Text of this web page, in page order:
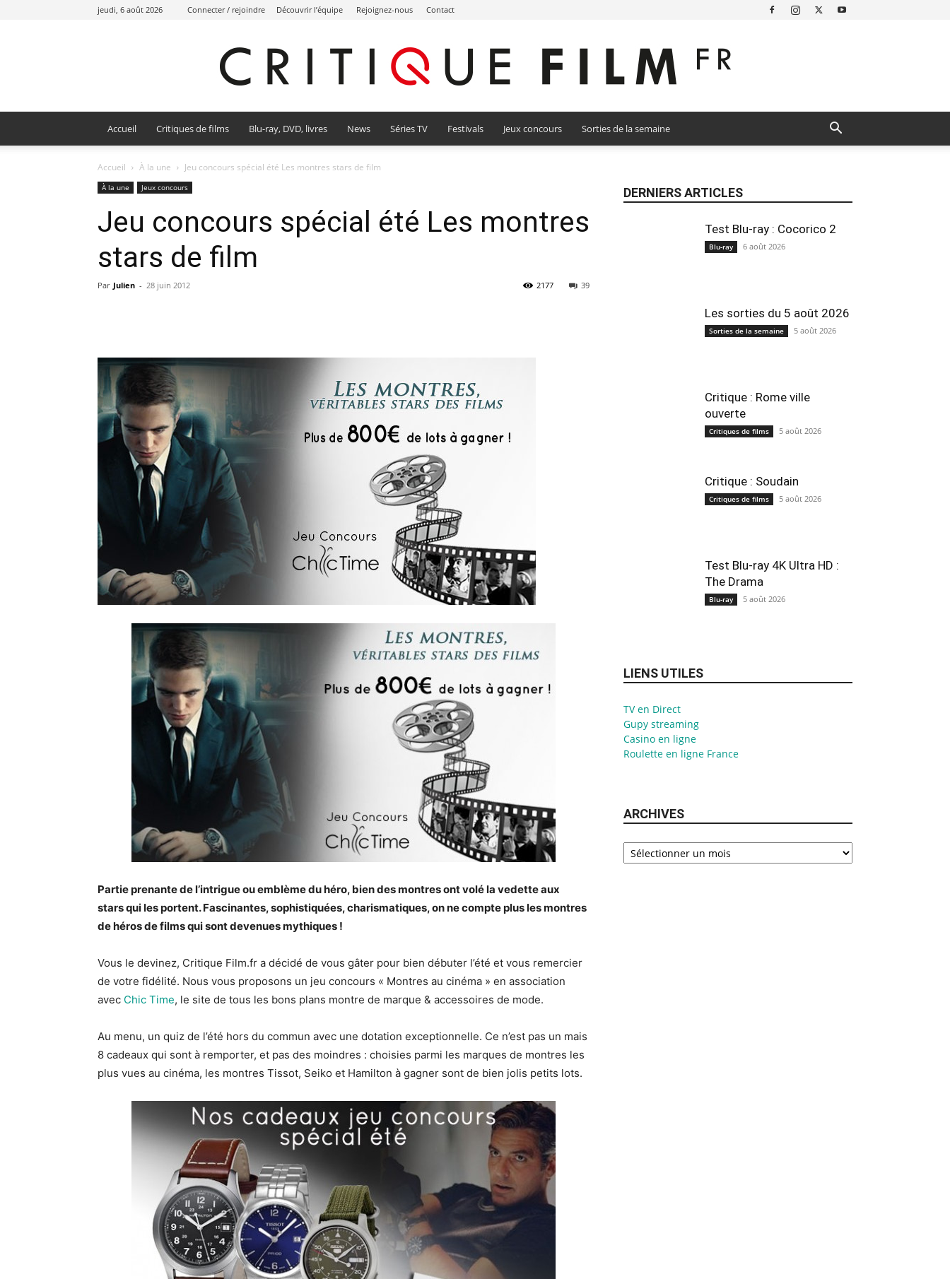
jeudi, 6 août 2026 Connecter / rejoindre Découvrir l’équipe Rejoignez-nous Contact
Accueil Critiques de films Blu-ray, DVD, livres News Séries TV Festivals Jeux concours Sorties de la semaine
Accueil À la une Jeu concours spécial été Les montres stars de film
À la une Jeux concours
Jeu concours spécial été Les montres
stars de film
Par Julien - 28 juin 2012 39
2177
Partie prenante de l’intrigue ou emblème du héro, bien des montres ont volé la vedette aux
stars qui les portent. Fascinantes, sophistiquées, charismatiques, on ne compte plus les montres
de héros de films qui sont devenues mythiques !
Vous le devinez, Critique Film.fr a décidé de vous gâter pour bien débuter l’été et vous remercier
de votre fidélité. Nous vous proposons un jeu concours « Montres au cinéma » en association
avec Chic Time, le site de tous les bons plans montre de marque & accessoires de mode.
Au menu, un quiz de l’été hors du commun avec une dotation exceptionnelle. Ce n’est pas un mais
8 cadeaux qui sont à remporter, et pas des moindres : choisies parmi les marques de montres les
plus vues au cinéma, les montres Tissot, Seiko et Hamilton à gagner sont de bien jolis petits lots.
DERNIERS ARTICLES
Test Blu-ray : Cocorico 2
Blu-ray 6 août 2026
Les sorties du 5 août 2026
Sorties de la semaine 5 août 2026
Critique : Rome ville
ouverte
Critiques de films 5 août 2026
Critique : Soudain
Critiques de films 5 août 2026
Test Blu-ray 4K Ultra HD :
The Drama
Blu-ray 5 août 2026
LIENS UTILES
TV en Direct
Gupy streaming
Casino en ligne
Roulette en ligne France
ARCHIVES
Archives